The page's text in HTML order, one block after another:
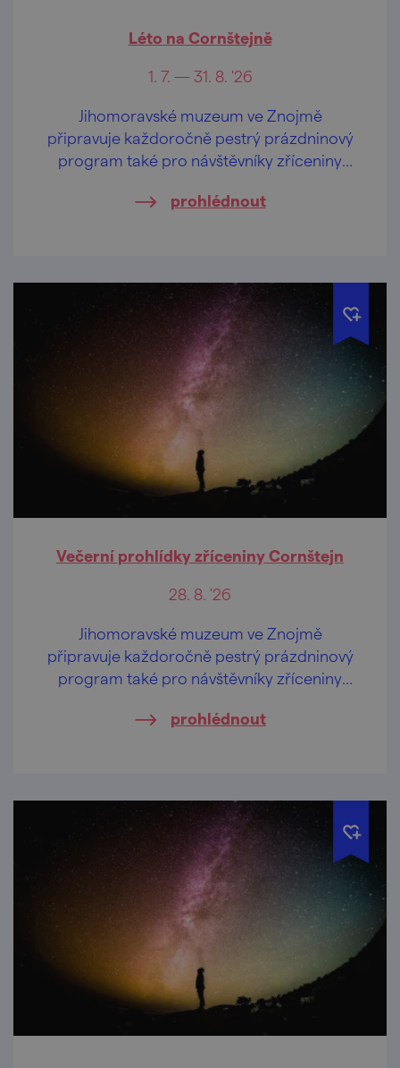
Léto na Cornštejně
1. 7. — 31. 8. '26
Jihomoravské muzeum ve Znojmě
připravuje každoročně pestrý prázdninový
program také pro návštěvníky zříceniny
prohlédnout
Večerní prohlídky zříceniny Cornštejn
28. 8. '26
Jihomoravské muzeum ve Znojmě
připravuje každoročně pestrý prázdninový
program také pro návštěvníky zříceniny
prohlédnout